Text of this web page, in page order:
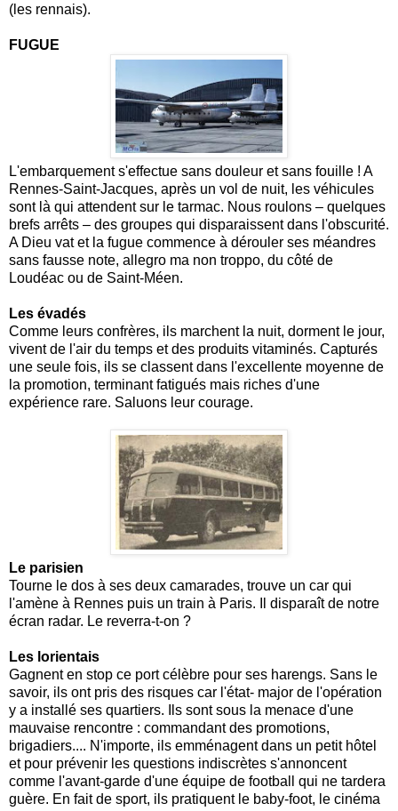
(les rennais).
FUGUE
L'embarquement s'effectue sans douleur et sans fouille ! A
Rennes-Saint-Jacques, après un vol de nuit, les véhicules
sont là qui attendent sur le tarmac. Nous roulons – quelques
brefs arrêts – des groupes qui disparaissent dans l'obscurité.
A Dieu vat et la fugue commence à dérouler ses méandres
sans fausse note, allegro ma non troppo, du côté de
Loudéac ou de Saint-Méen.
Les évadés
Comme leurs confrères, ils marchent la nuit, dorment le jour,
vivent de l'air du temps et des produits vitaminés. Capturés
une seule fois, ils se classent dans l'excellente moyenne de
la promotion, terminant fatigués mais riches d'une
expérience rare. Saluons leur courage.
Le parisien
Tourne le dos à ses deux camarades, trouve un car qui
l'amène à Rennes puis un train à Paris. Il disparaît de notre
écran radar. Le reverra-t-on ?
Les lorientais
Gagnent en stop ce port célèbre pour ses harengs. Sans le
savoir, ils ont pris des risques car l'état- major de l'opération
y a installé ses quartiers. Ils sont sous la menace d'une
mauvaise rencontre : commandant des promotions,
brigadiers.... N'importe, ils emménagent dans un petit hôtel
et pour prévenir les questions indiscrètes s'annoncent
comme l'avant-garde d'une équipe de football qui ne tardera
guère. En fait de sport, ils pratiquent le baby-foot, le cinéma